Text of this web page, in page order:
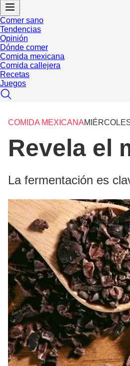
Comer sano
Tendencias
Opinión
Dónde comer
Comida mexicana
Comida callejera
Recetas
Juegos
COMIDA MEXICANA
Revela el
La fermentación es